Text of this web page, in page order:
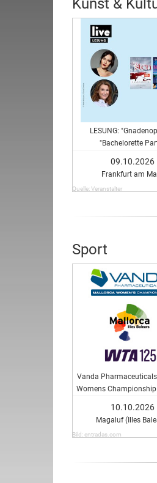
LESUNG:
"Bachelorette
09.10.2026
Frankfurt am
Quelle: Veranstalter
Sport
Vanda
Womens
10.10.2026
Magaluf (Illes
Bild: entradas.com